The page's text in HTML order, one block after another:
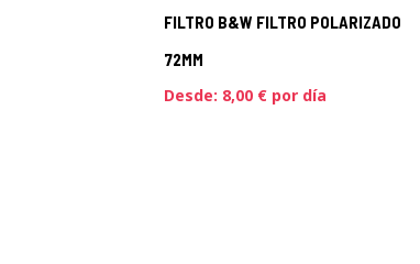
FILTRO B&W FILTRO POLARIZADO
72MM
Desde: 8,00 €por día